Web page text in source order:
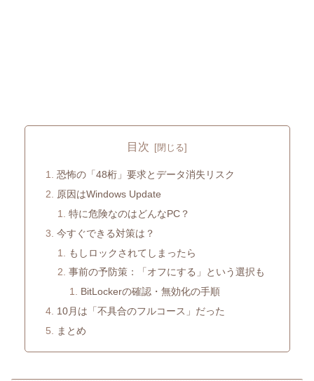
目次
恐怖の「48桁」要求とデータ消失リスク
原因はWindows Update
特に危険なのはどんなPC？
今すぐできる対策は？
もしロックされてしまったら
事前の予防策：「オフにする」という選択も
BitLockerの確認・無効化の手順
10月は「不具合のフルコース」だった
まとめ